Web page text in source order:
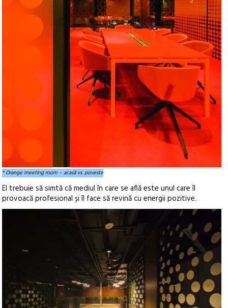
* Orange meeting room – acasă vs. poveste
El trebuie să simtă că mediul în care se află este unul care îl
provoacă profesional și îl face să revină cu energii pozitive.